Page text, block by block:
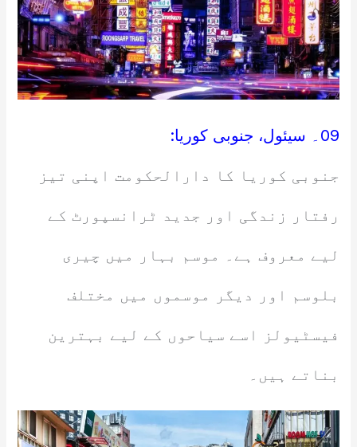
09۔ سیئول، جنوبی کوریا:
جنوبی کوریا کا دارالحکومت اپنی تیز
رفتار زندگی اور جدید ٹرانسپورٹ کے
لیے معروف ہے۔ موسم بہار میں چیری
بلوسم اور دیگر موسموں میں مختلف
فیسٹیولز اسے سیاحوں کے لیے بہترین
بناتے ہیں۔